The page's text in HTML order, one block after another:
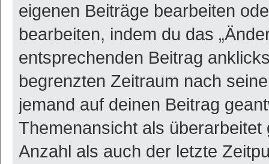
eigenen Beiträge bearbeiten
bearbeiten, indem du das
entsprechenden Beitrag
begrenzten Zeitraum nach
jemand auf deinen Beitrag
Themenansicht als
Anzahl als auch der letzte